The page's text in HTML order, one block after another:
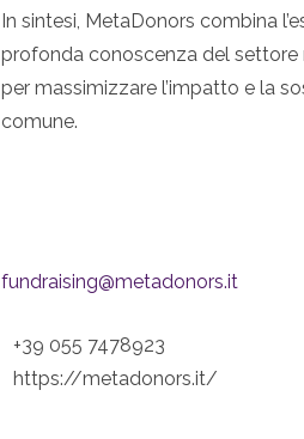
In sintesi, MetaDonors combina
profonda conoscenza del settore
per massimizzare l’impatto e la
comune.
fundraising@metadonors.it
+39 055 7478923
https://metadonors.it/